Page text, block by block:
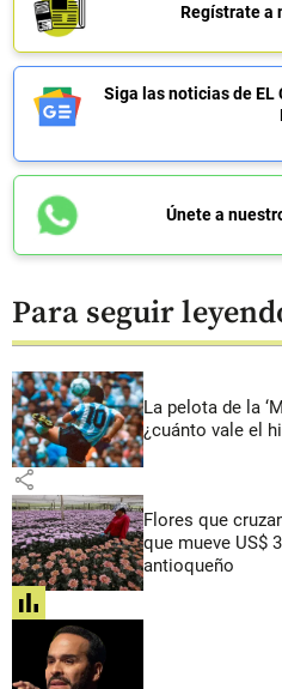
Regístrate a
Siga las noticias de EL
Únete a
Para seguir
La pelota de la
¿cuánto vale el
share
Flores que
que mueve US$
antioqueño
share